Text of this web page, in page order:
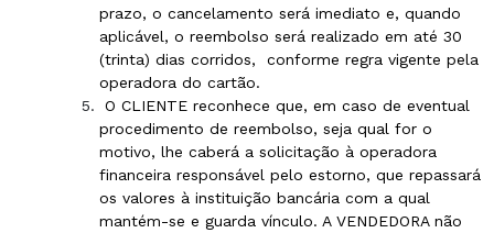
prazo, o cancelamento será imediato e, quando
aplicável, o reembolso será realizado em até 30
(trinta) dias corridos,
conforme regra vigente pela
operadora do cartão.
O CLIENTE reconhece que, em caso de eventual
procedimento de reembolso, seja qual for o
motivo, lhe caberá a solicitação à operadora
financeira responsável pelo estorno, que repassará
os valores à instituição bancária com a qual
mantém-se e guarda vínculo. A VENDEDORA não